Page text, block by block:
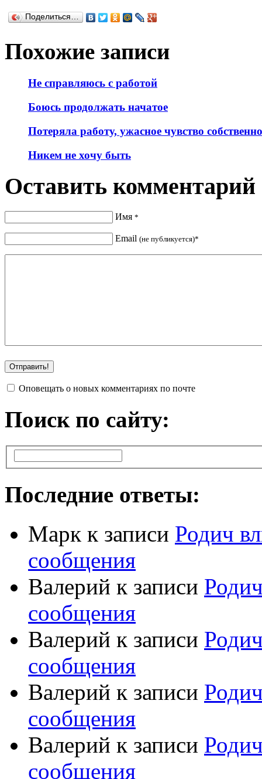
Поделиться…
Похожие записи
Не справляюсь с работой
Боюсь продолжать начатое
Потеряла работу, ужасное чувство
Никем не хочу быть
Оставить комментарий
Имя *
Email (не публикуется)*
Оповещать о новых комментариях по почте
Поиск по сайту:
Последние ответы:
Марк к записи Родич
сообщения
Валерий к записи
сообщения
Валерий к записи
сообщения
Валерий к записи
сообщения
Валерий к записи
сообщения